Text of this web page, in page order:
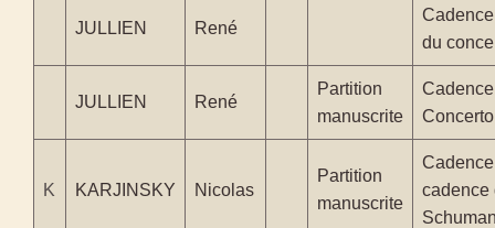
JULLIEN René
du
JULLIEN René
Partition
manuscrite
K KARJINSKY Nicolas
Partition
manuscrite
cadence